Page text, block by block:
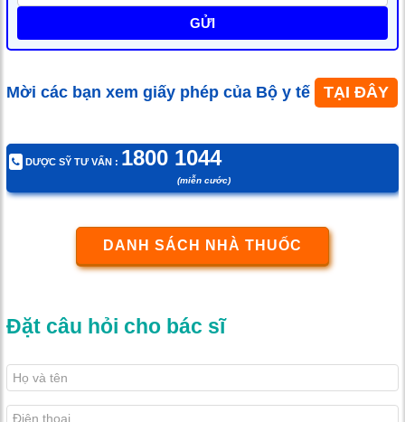
GỬI
Mời các bạn xem giấy phép của Bộ y tế TẠI ĐÂY
DƯỢC SỸ TƯ VẤN : 1800 1044
(miễn cước)
DANH SÁCH NHÀ THUỐC
Đặt câu hỏi cho bác sĩ